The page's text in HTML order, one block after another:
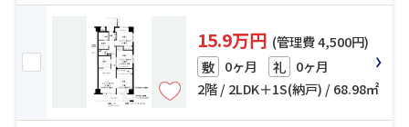
15.9万円 (管理費 4,500円)
敷 0ヶ月 礼 0ヶ月
2階 / 2LDK＋1S(納戸) / 68.98㎡